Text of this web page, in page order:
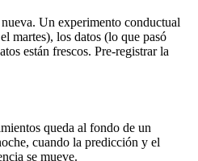
Un experimento conductual
martes), los datos (lo que pasó
están frescos. Pre-registrar la
queda al fondo de un
cuando la predicción y el
se mueve.